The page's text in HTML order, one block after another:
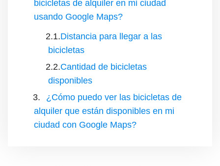
bicicletas de alquiler en mi ciudad
usando Google Maps?
Distancia para llegar a las
bicicletas
Cantidad de bicicletas
disponibles
¿Cómo puedo ver las bicicletas de
alquiler que están disponibles en mi
ciudad con Google Maps?